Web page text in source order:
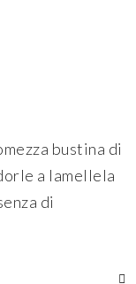
bustina di
a lamellela
di